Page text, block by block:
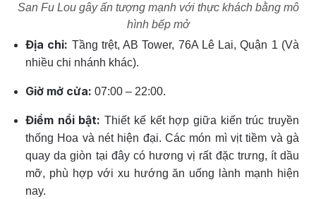
San Fu Lou gây ấn tượng mạnh với thực khách bằng mô
hình bếp mở
Địa chỉ: Tầng trệt, AB Tower, 76A Lê Lai, Quận 1 (Và
nhiều chi nhánh khác).
Giờ mở cửa: 07:00 – 22:00.
Điểm nổi bật: Thiết kế kết hợp giữa kiến trúc truyền
thống Hoa và nét hiện đại. Các món mì vịt tiềm và gà
quay da giòn tại đây có hương vị rất đặc trưng, ít dầu
mỡ, phù hợp với xu hướng ăn uống lành mạnh hiện
nay.